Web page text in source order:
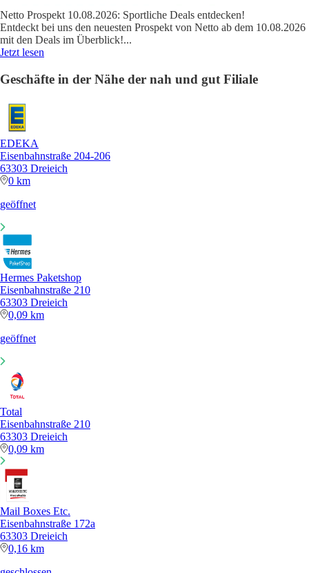
Netto Prospekt 10.08.2026: Sportliche Deals entdecken!
Entdeckt bei uns den neuesten Prospekt von Netto ab dem 10.08.2026
mit den Deals im Überblick!...
Jetzt lesen
Geschäfte in der Nähe der nah und gut Filiale
EDEKA
Eisenbahnstraße 204-206
63303 Dreieich
0 km
geöffnet
Hermes Paketshop
Eisenbahnstraße 210
63303 Dreieich
0,09 km
geöffnet
Total
Eisenbahnstraße 210
63303 Dreieich
0,09 km
Mail Boxes Etc.
Eisenbahnstraße 172a
63303 Dreieich
0,16 km